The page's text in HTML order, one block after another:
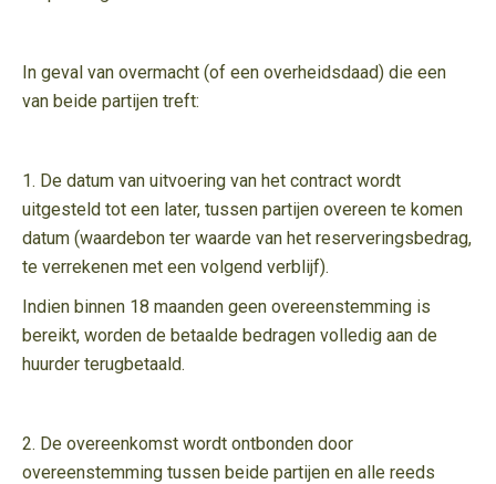
In geval van overmacht (of een overheidsdaad) die een
van beide partijen treft:
1. De datum van uitvoering van het contract wordt
uitgesteld tot een later, tussen partijen overeen te komen
datum (waardebon ter waarde van het reserveringsbedrag,
te verrekenen met een volgend verblijf).
Indien binnen 18 maanden geen overeenstemming is
bereikt, worden de betaalde bedragen volledig aan de
huurder terugbetaald.
2. De overeenkomst wordt ontbonden door
overeenstemming tussen beide partijen en alle reeds